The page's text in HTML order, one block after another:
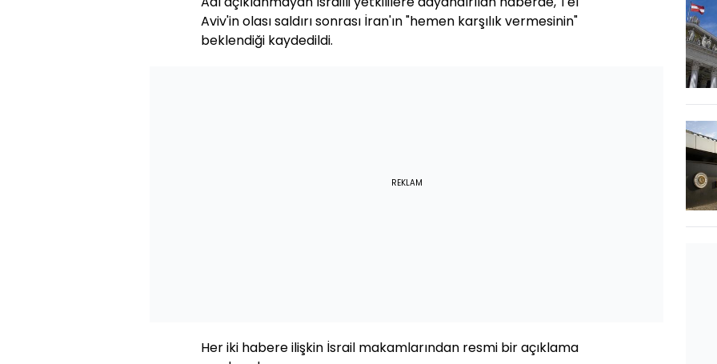
Aviv'in olası saldırı sonrası İran'ın "hemen karşılık vermesinin"
beklendiği kaydedildi.
REKLAM
Her iki habere ilişkin İsrail makamlarından resmi bir açıklama